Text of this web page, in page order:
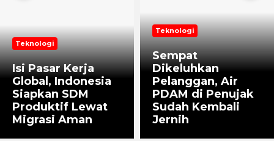
Teknologi
​Isi Pasar Kerja
Global, Indonesia
Siapkan SDM
Produktif Lewat
Migrasi Aman
Teknologi
Sempat
Dikeluhkan
Pelanggan, Air
PDAM di Penujak
Sudah Kembali
Jernih